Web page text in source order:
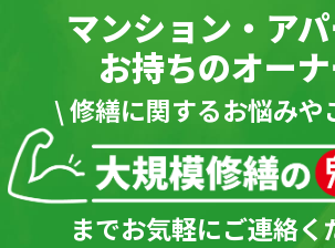
マンション・ア
お持ちのオー
\ 修繕に関するお悩みや
までお気軽にご連絡く